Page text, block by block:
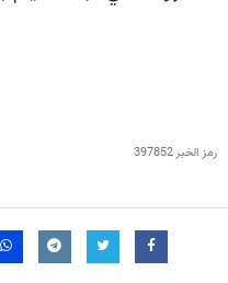
رمز الخبر397852